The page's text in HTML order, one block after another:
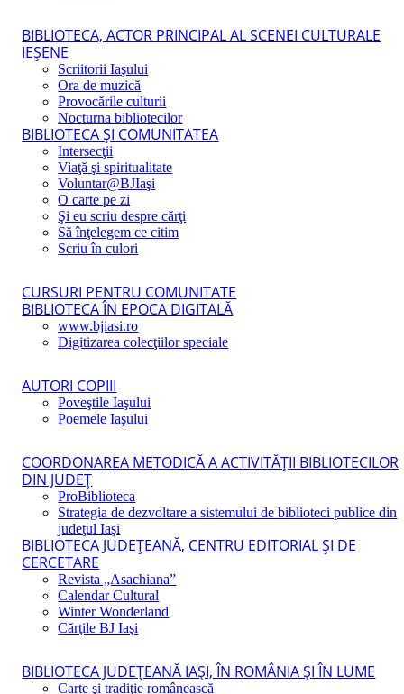
BIBLIOTECA, ACTOR PRINCIPAL AL SCENEI CULTURALE
IEŞENE
Scriitorii Iaşului
Ora de muzică
Provocările culturii
Nocturna bibliotecilor
BIBLIOTECA ŞI COMUNITATEA
Intersecţii
Viaţă şi spiritualitate
Voluntar@BJIaşi
O carte pe zi
Şi eu scriu despre cărţi
Să înţelegem ce citim
Scriu în culori
CURSURI PENTRU COMUNITATE
BIBLIOTECA ÎN EPOCA DIGITALĂ
www.bjiasi.ro
Digitizarea colecţiilor speciale
AUTORI COPIII
Poveştile Iaşului
Poemele Iaşului
COORDONAREA METODICĂ A ACTIVITĂŢII BIBLIOTECILOR
DIN JUDEŢ
ProBiblioteca
Strategia de dezvoltare a sistemului de biblioteci publice din
judeţul Iaşi
BIBLIOTECA JUDEŢEANĂ, CENTRU EDITORIAL ŞI DE
CERCETARE
Revista „Asachiana”
Calendar Cultural
Winter Wonderland
Cărţile BJ Iaşi
BIBLIOTECA JUDEŢEANĂ IAŞI, ÎN ROMÂNIA ŞI ÎN LUME
Carte şi tradiţie românească